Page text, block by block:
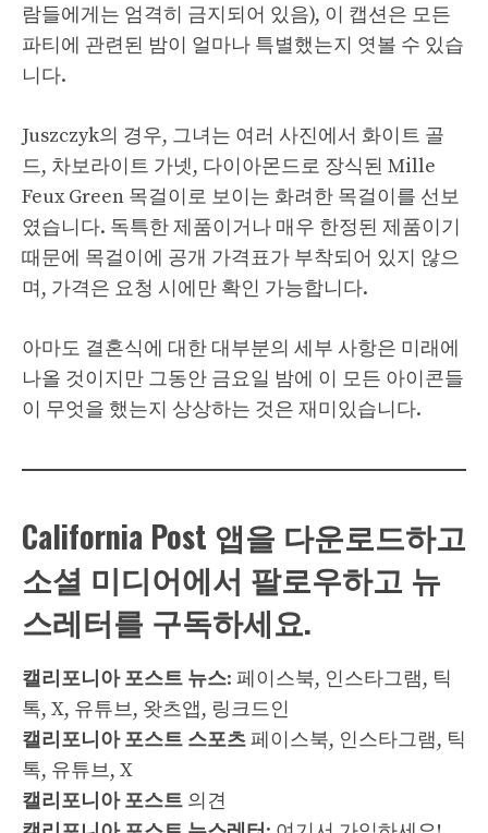
람들에게는 엄격히 금지되어 있음), 이 캡션은 모든
파티에 관련된 밤이 얼마나 특별했는지 엿볼 수 있습
니다.
Juszczyk의 경우, 그녀는 여러 사진에서 화이트 골
드, 차보라이트 가넷, 다이아몬드로 장식된 Mille
Feux Green 목걸이로 보이는 화려한 목걸이를 선보
였습니다. 독특한 제품이거나 매우 한정된 제품이기
때문에 목걸이에 공개 가격표가 부착되어 있지 않으
며, 가격은 요청 시에만 확인 가능합니다.
아마도 결혼식에 대한 대부분의 세부 사항은 미래에
나올 것이지만 그동안 금요일 밤에 이 모든 아이콘들
이 무엇을 했는지 상상하는 것은 재미있습니다.
California Post 앱을 다운로드하고
소셜 미디어에서 팔로우하고 뉴
스레터를 구독하세요.
캘리포니아 포스트 뉴스: 페이스북, 인스타그램, 틱
톡, X, 유튜브, 왓츠앱, 링크드인
캘리포니아 포스트 스포츠페이스북, 인스타그램, 틱
톡, 유튜브, X
캘리포니아 포스트 의견